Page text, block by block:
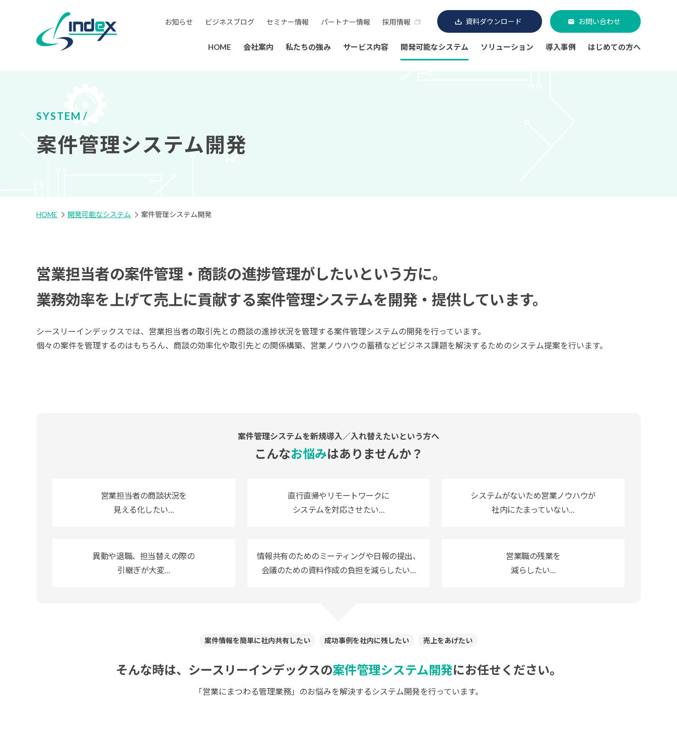
お知らせ ビジネスブログ セミナー情報 パートナー情報 採用情報 資料ダウンロード お問い合わせ
HOME 会社案内 私たちの強み サービス内容 開発可能なシステム ソリューション 導入事例 はじめての方へ
SYSTEM
案件管理システム開発
HOME 開発可能なシステム 案件管理システム開発
営業担当者の案件管理・商談の進捗管理がしたいという方に。
業務効率を上げて売上に貢献する案件管理システムを開発・提供しています。
シースリーインデックスでは、営業担当者の取引先との商談の進捗状況を管理する案件管理システムの開発を行っています。
個々の案件を管理するのはもちろん、商談の効率化や取引先との関係構築、営業ノウハウの蓄積などビジネス課題を解決するためのシステム提案を行います。
案件管理システムを新規導入／入れ替えたいという方へ
こんなお悩みはありませんか？
営業担当者の商談状況を
見える化したい…
直行直帰やリモートワークに
システムを対応させたい…
システムがないため営業ノウハウが
社内にたまっていない…
異動や退職、担当替えの際の
引継ぎが大変…
情報共有のためのミーティングや日報の提出、
会議のための資料作成の負担を減らしたい…
営業職の残業を
減らしたい…
案件情報を簡単に社内共有したい 成功事例を社内に残したい 売上をあげたい
そんな時は、シースリーインデックスの案件管理システム開発にお任せください。
「営業にまつわる管理業務」のお悩みを解決するシステム開発を行っています。